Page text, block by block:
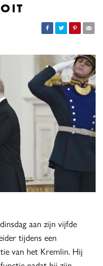
aan zijn vijfde
tijdens een
van het Kremlin. Hij